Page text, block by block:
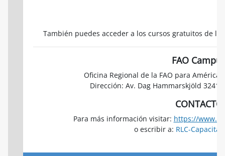
También puedes acceder a los cursos gratuitos de la
FAO
Oficina Regional de la FAO para América
Dirección: Av. Dag Hammarskjöld
CONTACTO
Para más información visitar: https://
o escribir a: RLC-